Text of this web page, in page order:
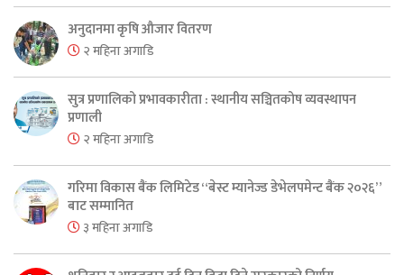
अनुदानमा कृषि औजार वितरण
२ महिना अगाडि
सुत्र प्रणालिको प्रभावकारीता : स्थानीय सञ्चितकोष व्यवस्थापन
प्रणाली
२ महिना अगाडि
गरिमा विकास बैंक लिमिटेड “बेस्ट म्यानेज्ड डेभेलपमेन्ट बैंक २०२६”
बाट सम्मानित
३ महिना अगाडि